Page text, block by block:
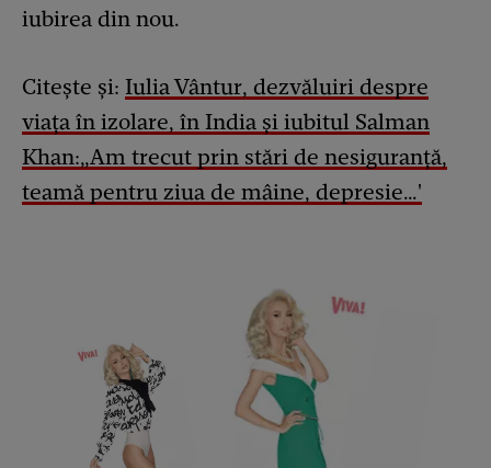
iubirea din nou.
Citește și: Iulia Vântur, dezvăluiri despre
viața în izolare, în India și iubitul Salman
Khan:„Am trecut prin stări de nesiguranță,
teamă pentru ziua de mâine, depresie…'